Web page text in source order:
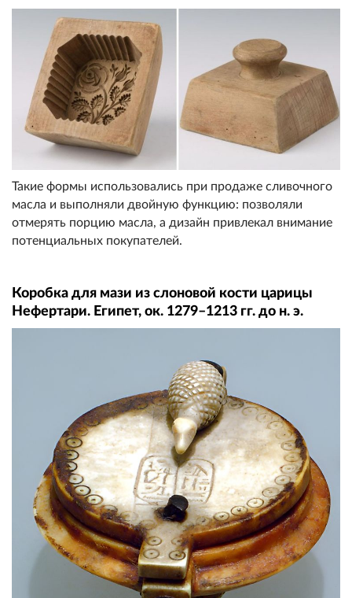
Такие формы использовались при продаже сливочного
масла и выполняли двойную функцию: позволяли
отмерять порцию масла, а дизайн привлекал внимание
потенциальных покупателей.
Коробка для мази из слоновой кости царицы
Нефертари. Египет, ок. 1279–1213 гг. до н. э.